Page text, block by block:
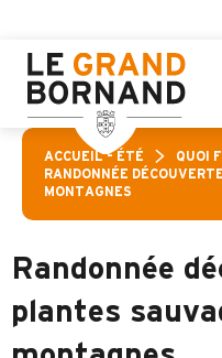
contenu
principal
ACCUEIL – ÉTÉ
QUOI
RANDONNÉE
MONTAGNES
Randonnée
plantes